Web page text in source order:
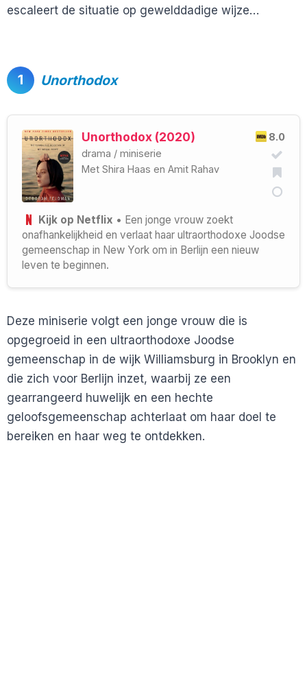
escaleert de situatie op gewelddadige wijze…
1 Unorthodox
8.0
Unorthodox (2020)
drama / miniserie
Met Shira Haas en Amit Rahav
Kijk op Netflix • Een jonge vrouw zoekt
onafhankelijkheid en verlaat haar ultraorthodoxe Joodse
gemeenschap in New York om in Berlijn een nieuw
leven te beginnen.
Deze miniserie volgt een jonge vrouw die is
opgegroeid in een ultraorthodoxe Joodse
gemeenschap in de wijk Williamsburg in Brooklyn en
die zich voor Berlijn inzet, waarbij ze een
gearrangeerd huwelijk en een hechte
geloofsgemeenschap achterlaat om haar doel te
bereiken en haar weg te ontdekken.